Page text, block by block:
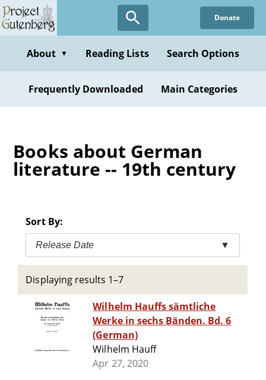
Skip
to
content
Donate
About ▼ Reading Lists Search Options
Frequently Downloaded Main Categories
Books about German
literature -- 19th century
Sort By:
Release Date ▼
Displaying results 1–7
Wilhelm Hauffs sämtliche
Werke in sechs Bänden. Bd. 6
(German)
Wilhelm Hauff
Apr 27, 2020